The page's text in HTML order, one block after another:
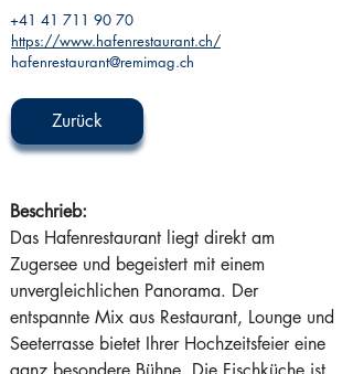
+41 41 711 90 70
https://www.hafenrestaurant.ch/
hafenrestaurant@remimag.ch
Zurück
Beschrieb:
Das Hafenrestaurant liegt direkt am
Zugersee und begeistert mit einem
unvergleichlichen Panorama. Der
entspannte Mix aus Restaurant, Lounge und
Seeterrasse bietet Ihrer Hochzeitsfeier eine